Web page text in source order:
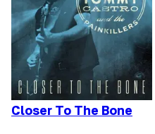
Closer To The Bone